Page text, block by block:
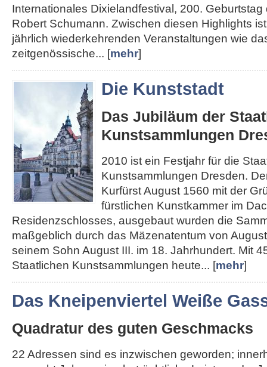
Internationales Dixielandfestival, 200.
Robert Schumann. Zwischen diesen Highlights
jährlich wiederkehrenden Veranstaltungen wie
zeitgenössische... [mehr]
Die Kunststadt
Das Jubiläum der
Kunstsammlungen
2010 ist ein Festjahr für die
Kunstsammlungen Dresden.
Kurfürst August 1560 mit der
fürstlichen Kunstkammer im
Residenzschlosses, ausgebaut wurden die
maßgeblich durch das Mäzenatentum von
seinem Sohn August III. im 18. Jahrhundert. Mit
Staatlichen Kunstsammlungen heute... [mehr]
Das Kneipenviertel Weiße
Quadratur des guten Geschmacks
22 Adressen sind es inzwischen geworden;